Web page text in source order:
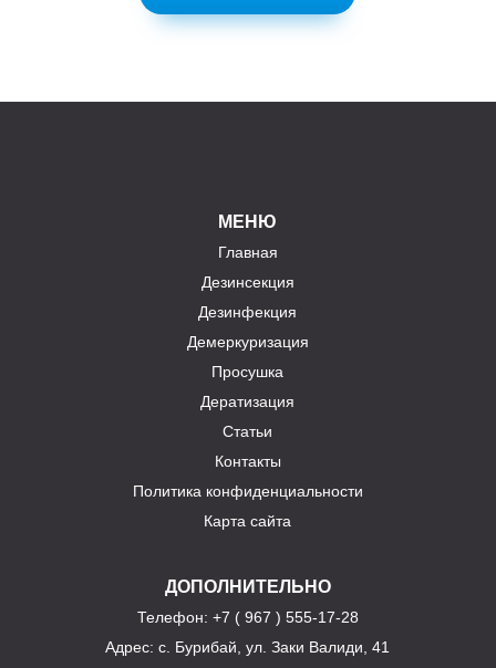
МЕНЮ
Главная
Дезинсекция
Дезинфекция
Демеркуризация
Просушка
Дератизация
Статьи
Контакты
Политика конфиденциальности
Карта сайта
ДОПОЛНИТЕЛЬНО
Телефон: +7 ( 967 ) 555-17-28
Адрес:с. Бурибай, ул. Заки Валиди, 41